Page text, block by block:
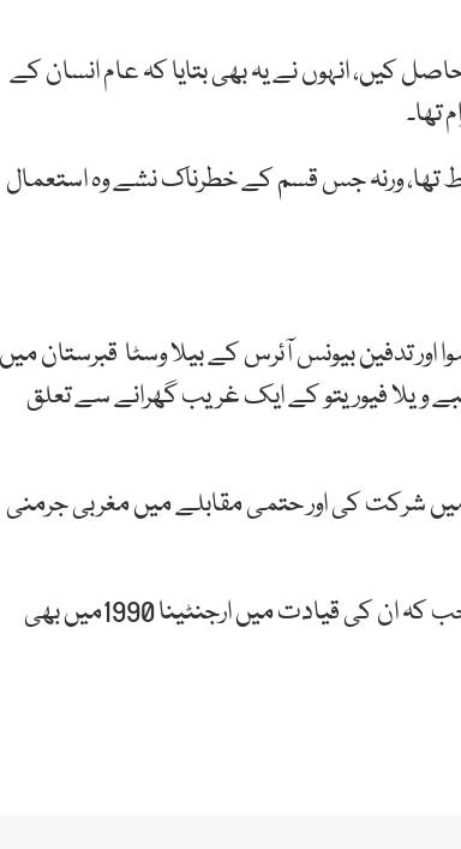
کیں، انہوں نے یہ بھی بتایا کہ عام انسان کے
تھا، ورنہ جس قسم کے خطرناک نشے وہ استعمال
کا انتقال 60 سال کی عمر میں ہوا اور تدفین بیونس آئرس کے بیلا وسٹا قبرستان میں
ویلا فیوریتو کے ایک غریب گھرانے سے تعلق
کپ میں شرکت کی اور حتمی مقابلے میں مغربی جرمنی
میراڈونا نے ٹورنامنٹ کے بہترین کھلاڑی کا اعزاز حاصل کیا تھا جب کہ ان کی قیادت میں ارجنٹینا 1990میں بھی